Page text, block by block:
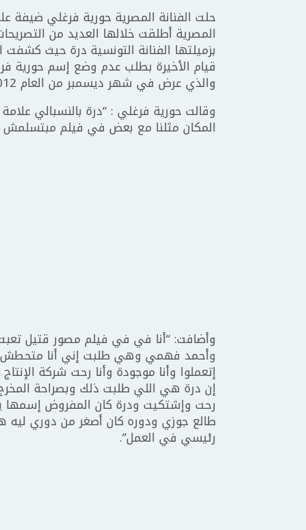
حلت الفنانة المصرية حورية فرغلي ضيفة
المصرية أطلقت خلالها العديد من
قيام الأخيرة بطلب عدم وضع إسم حورية
والذي عرض في شهر ديسمبر من العام 2012 .
وقالت حورية فرغلي : “درة بالنسبالي
المكان مثلنا مع بعض في فيلم مبتسلمش
وأضافت: “أنا في في فيلم مصور قتيل تعبت
وأحمد فهمي وهي طلبت إني أنا متحطش
إتعملوا وأنا موجودة وأنا رحت شركة
إن درة هي اللي طلبت ذلك وبصراحة
رحت وإشتكيت ودرة كان المفروض
طالع جوزي ودوره كان أصغر من دوري ليه هو
رئيسي في العمل”.